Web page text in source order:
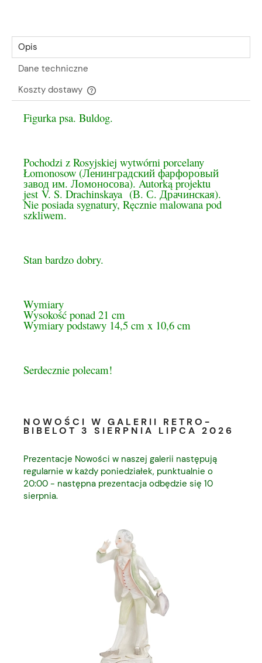
Opis
Dane techniczne
Koszty dostawy
Cena nie zawiera ewentualnych kosztów płatności
Figurka psa. Buldog.
Pochodzi z Rosyjskiej wytwórni porcelany
Łomonosow (Ленинградский фарфоровый
завод им. Ломоносова). Autorką projektu
jest V. S. Drachinskaya (В. С. Драчинская).
Nie posiada sygnatury, Ręcznie malowana pod
szkliwem.
Stan bardzo dobry.
Wymiary
Wysokość ponad 21 cm
Wymiary podstawy 14,5 cm x 10,6 cm
Serdecznie polecam!
NOWOŚCI W GALERII RETRO-
BIBELOT 3 SIERPNIA LIPCA 2026
Prezentacje Nowości w naszej galerii następują
regularnie w każdy poniedziałek, punktualnie o
20:00 - następna prezentacja odbędzie się 10
sierpnia.